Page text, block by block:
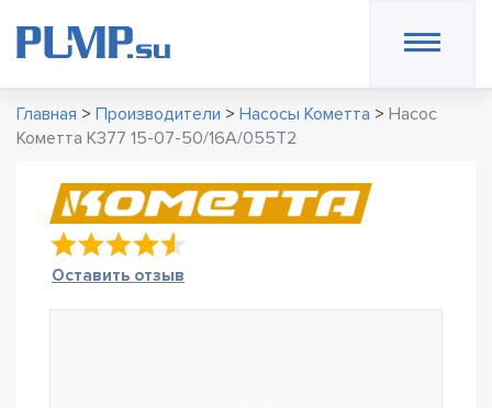
Главная > Производители > Насосы Кометта > Насос
Кометта К377 15-07-50/16А/055Т2
Оставить отзыв